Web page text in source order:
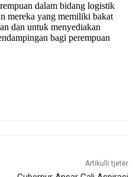
dalam bidang logistik
mereka yang memiliki bakat
dan untuk menyediakan
bagi perempuan
Artikulli tjetër